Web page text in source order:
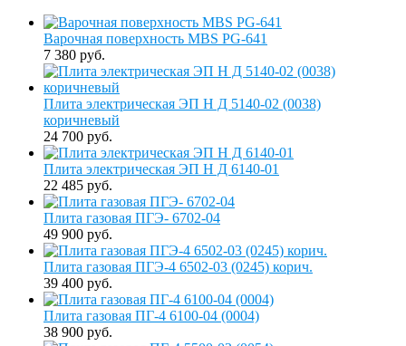
Варочная поверхность MBS PG-641
7 380 руб.
Плита электрическая ЭП Н Д 5140-02 (0038)
коричневый
24 700 руб.
Плита электрическая ЭП Н Д 6140-01
22 485 руб.
Плита газовая ПГЭ- 6702-04
49 900 руб.
Плита газовая ПГЭ-4 6502-03 (0245) корич.
39 400 руб.
Плита газовая ПГ-4 6100-04 (0004)
38 900 руб.